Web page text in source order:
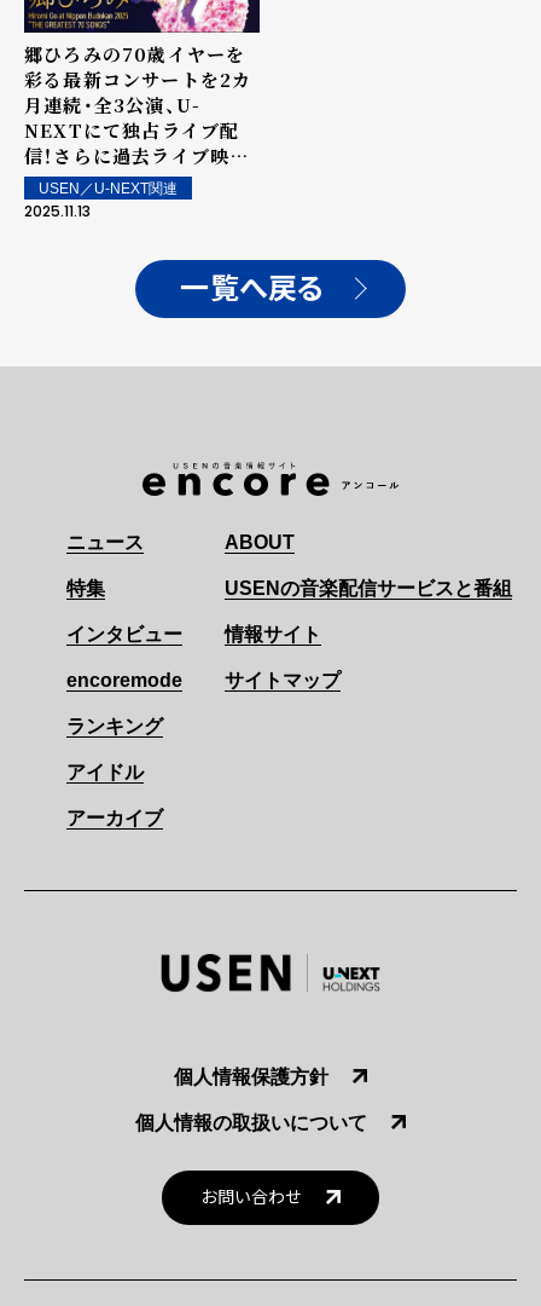
郷ひろみの70歳イヤーを
彩る最新コンサートを2カ
月連続・全3公演、U-
NEXTにて独占ライブ配
信！さらに過去ライブ映像
の配信スタート
USEN／U-NEXT関連
2025.11.13
一覧へ戻る
ニュース
特集
インタビュー
encoremode
ランキング
アイドル
アーカイブ
ABOUT
USENの音楽配信サービスと番組
情報サイト
サイトマップ
個人情報保護方針
個人情報の取扱いについて
お問い合わせ